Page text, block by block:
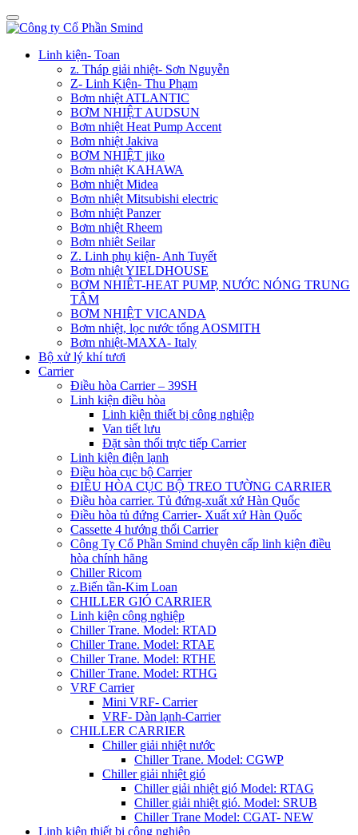
Linh kiện- Toan
z. Tháp giải nhiệt- Sơn Nguyễn
Z- Linh Kiện- Thu Phạm
Bơm nhiệt ATLANTIC
BƠM NHIỆT AUDSUN
Bơm nhiệt Heat Pump Accent
Bơm nhiệt Jakiva
BƠM NHIỆT jiko
Bơm nhiệt KAHAWA
Bơm nhiệt Midea
Bơm nhiệt Mitsubishi electric
Bơm nhiệt Panzer
Bơm nhiệt Rheem
Bơm nhiêt Seilar
Z. Linh phụ kiện- Anh Tuyết
Bơm nhiệt YIELDHOUSE
BƠM NHIÊT-HEAT PUMP, NƯỚC NÓNG TRUNG
TÂM
BƠM NHIỆT VICANDA
Bơm nhiệt, lọc nước tổng AOSMITH
Bơm nhiệt-MAXA- Italy
Bộ xử lý khí tươi
Carrier
Điều hòa Carrier – 39SH
Linh kiện điều hòa
Linh kiện thiết bị công nghiệp
Van tiết lưu
Đặt sàn thổi trực tiếp Carrier
Linh kiện điện lạnh
Điều hòa cục bộ Carrier
ĐIỀU HÒA CỤC BỘ TREO TƯỜNG CARRIER
Điều hòa carrier. Tủ đứng-xuất xứ Hàn Quốc
Điều hòa tủ đứng Carrier- Xuất xứ Hàn Quốc
Cassette 4 hướng thổi Carrier
Công Ty Cổ Phần Smind chuyên cấp linh kiện điều
hòa chính hãng
Chiller Ricom
z.Biến tần-Kim Loan
CHILLER GIÓ CARRIER
Linh kiện công nghiệp
Chiller Trane. Model: RTAD
Chiller Trane. Model: RTAE
Chiller Trane. Model: RTHE
Chiller Trane. Model: RTHG
VRF Carrier
Mini VRF- Carrier
VRF- Dàn lạnh-Carrier
CHILLER CARRIER
Chiller giải nhiệt nước
Chiller Trane. Model: CGWP
Chiller giải nhiệt gió
Chiller giải nhiệt gió Model: RTAG
Chiller giải nhiệt gió. Model: SRUB
Chiller Trane Model: CGAT- NEW
Linh kiện thiết bị công nghiệp